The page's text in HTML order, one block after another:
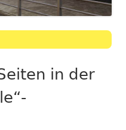
in der